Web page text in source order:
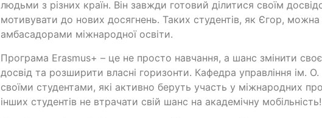
людьми з різних країн. Він завжди готовий ділитися своїм
мотивувати до нових досягнень. Таких студентів, як Єгор,
амбасадорами міжнародної освіти.
Програма Erasmus+ – це не просто навчання, а шанс змінити
досвід та розширити власні горизонти. Кафедра управління ім.
своїми студентами, які активно беруть участь у міжнародних
інших студентів не втрачати свій шанс на академічну мобільність!